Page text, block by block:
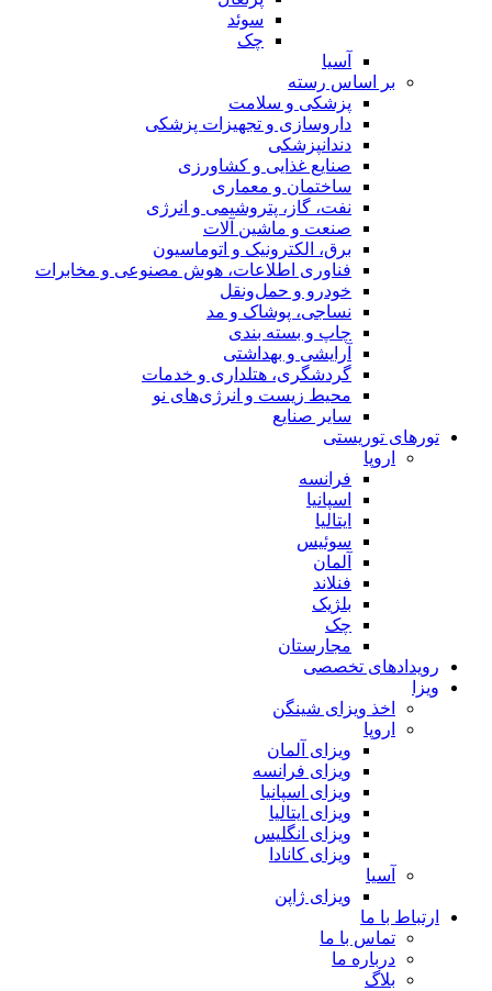
سوئد
چک
آسیا
بر اساس رسته
پزشکی و سلامت
داروسازی و تجهیزات پزشکی
دندانپزشکی
صنایع غذایی و کشاورزی
ساختمان و معماری
نفت، گاز، پتروشیمی و انرژی
صنعت و ماشین آلات
برق، الکترونیک و اتوماسیون
فناوری اطلاعات، هوش مصنوعی و مخابرات
خودرو و حمل‌و‌نقل
نساجی، پوشاک و مد
چاپ و بسته بندی
آرایشی و بهداشتی
گردشگری، هتلداری و خدمات
محیط زیست و انرژی‌های نو
سایر صنایع
تورهای توریستی
اروپا
فرانسه
اسپانیا
ایتالیا
سوئیس
آلمان
فنلاند
بلژیک
چک
مجارستان
رویدادهای تخصصی
ویزا
اخذ ویزای شینگن
اروپا
ویزای آلمان
ویزای فرانسه
ویزای اسپانیا
ویزای ایتالیا
ویزای انگلیس
ویزای کانادا
آسیا
ویزای ژاپن
ارتباط با ما
تماس با ما
درباره ما
بلاگ